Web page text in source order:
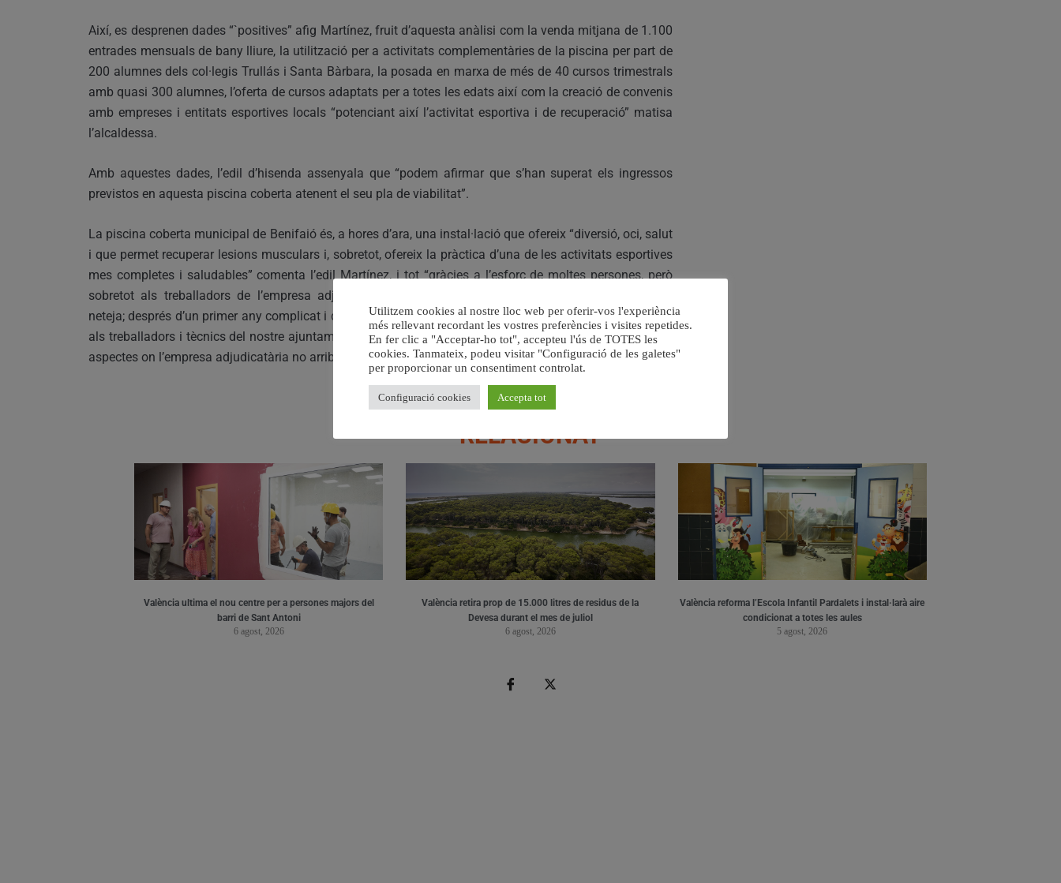
Així, es desprenen dades “`positives” afig Martínez, fruit d’aquesta anàlisi com la venda mitjana de 1.100
entrades mensuals de bany lliure, la utilització per a activitats complementàries de la piscina per part de
200 alumnes dels col·legis Trullás i Santa Bàrbara, la posada en marxa de més de 40 cursos trimestrals
amb quasi 300 alumnes, l’oferta de cursos adaptats per a totes les edats així com la creació de convenis
amb empreses i entitats esportives locals “potenciant així l’activitat esportiva i de recuperació” matisa
l’alcaldessa.
Amb aquestes dades, l’edil d’hisenda assenyala que “podem afirmar que s’han superat els ingressos
previstos en aquesta piscina coberta atenent el seu pla de viabilitat”.
La piscina coberta municipal de Benifaió és, a hores d’ara, una instal·lació que ofereix “diversió, oci, salut
i que permet recuperar lesions musculars i, sobretot, ofereix la pràctica d’una de les activitats esportives
mes completes i saludables” comenta l’edil Martínez, i tot “gràcies a l’esforç de moltes persones, però
sobretot als treballadors de l’empresa adjudicatària del servei; recepcionistes, monitors, socorristes,
neteja; després d’un primer any complicat i difícil, el 2018 ha sigut l’any de la consolidació, sense oblidar
als treballadors i tècnics del nostre ajuntament, que han complementat amb eficiència i eficàcia aquells
aspectes on l’empresa adjudicatària no arribava”.
RELACIONAT
València ultima el nou centre per a persones majors del
barri de Sant Antoni
6 agost, 2026
València retira prop de 15.000 litres de residus de la
Devesa durant el mes de juliol
6 agost, 2026
València reforma l’Escola Infantil Pardalets i instal·larà aire
condicionat a totes les aules
5 agost, 2026
Utilitzem cookies al nostre lloc web per oferir-vos l'experiència
més rellevant recordant les vostres preferències i visites repetides.
En fer clic a "Acceptar-ho tot", accepteu l'ús de TOTES les
cookies. Tanmateix, podeu visitar "Configuració de les galetes"
per proporcionar un consentiment controlat.
Configuració cookies Accepta tot